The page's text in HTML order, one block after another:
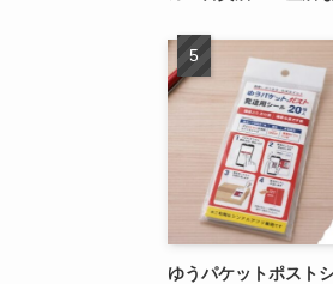
ゆうパケットポスト